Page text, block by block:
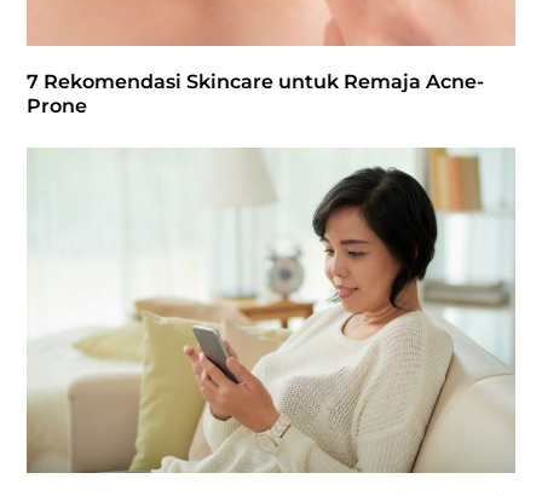
7 Rekomendasi Skincare untuk Remaja Acne-
Prone